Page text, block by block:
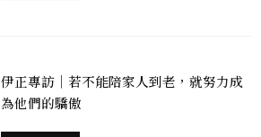
伊正專訪｜若不能陪家人到老，就努力成
為他們的驕傲